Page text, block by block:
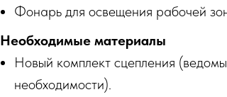
Фонарь для освещения рабочей
Необходимые материалы
Новый комплект сцепления
необходимости).